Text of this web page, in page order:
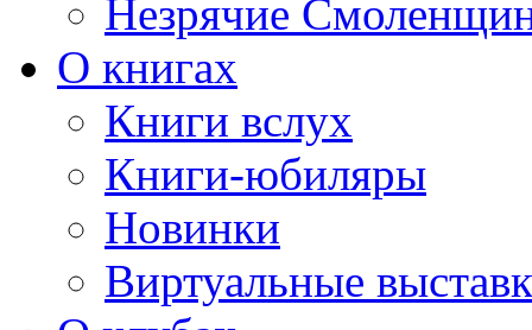
Незрячие
О книгах
Книги вслух
Книги-юбиляры
Новинки
Виртуальные